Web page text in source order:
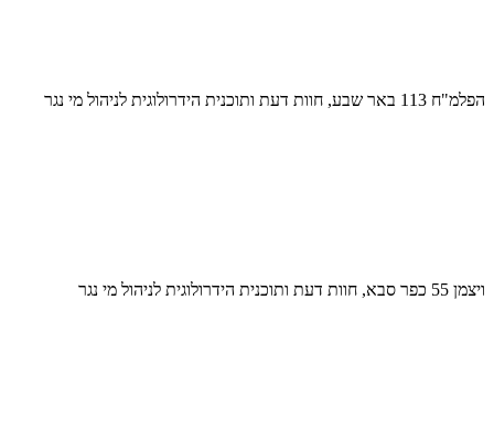
הפלמ"ח 113 באר שבע, חוות דעת ותוכנית הידרולוגית לניהול מי נגר
ויצמן 55 כפר סבא, חוות דעת ותוכנית הידרולוגית לניהול מי נגר